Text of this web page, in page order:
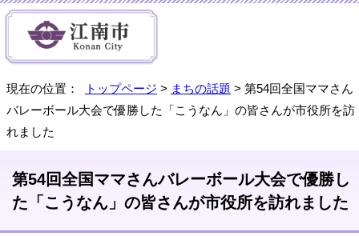
現在の位置： トップページ > まちの話題 > 第54回全国ママさん
バレーボール大会で優勝した「こうなん」の皆さんが市役所を訪
れました
第54回全国ママさんバレーボール大会で優勝し
た「こうなん」の皆さんが市役所を訪れました